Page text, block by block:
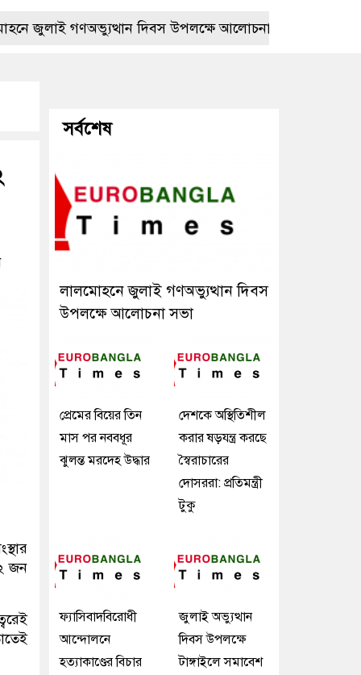
গণঅভ্যুত্থান দিবস উপলক্ষে আলোচনা সভা
জন
সর্বশেষ
লালমোহনে জুলাই গণঅভ্যুত্থান দিবস
উপলক্ষে আলোচনা সভা
প্রেমের বিয়ের তিন
মাস পর নববধূর
ঝুলন্ত মরদেহ উদ্ধার
দেশকে অস্থিতিশীল
করার ষড়যন্ত্র করছে
স্বৈরাচারের
দোসররা: প্রতিমন্ত্রী
টুকু
ফ্যাসিবাদবিরোধী
আন্দোলনে
হত্যাকাণ্ডের বিচার
জুলাই অভ্যুত্থান
দিবস উপলক্ষে
টাঙ্গাইলে সমাবেশ